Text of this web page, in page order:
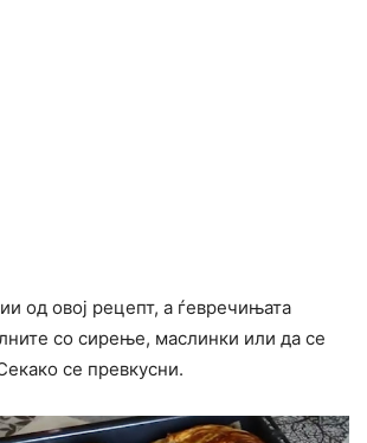
од овој рецепт, а ѓевречињата
со сирење, маслинки или да се
се превкусни.